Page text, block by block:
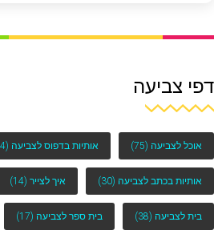
דפי צביעה
אוכל לצביעה (75) אותיות בדפוס לצביעה (24)
אותיות בכתב לצביעה (30) איך לצייר (14)
בית לצביעה (38) בית ספר לצביעה (17)